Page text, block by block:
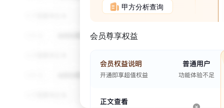
甲方分析查询
会员尊享权益